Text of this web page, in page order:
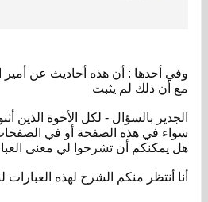
وفي أحدها : أن هذه أحاديث عن أمير
مع أن ذلك لم يثبت
الجدير بالسؤال - لكل الأخوة الذين
سواء في هذه الصفحة أو في
هل يمكنكم أن تشرحوا لي معنى
أنا أنتظر منكم الشرح لهذه العبارات